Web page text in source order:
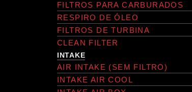
FILTROS PARA CARBURADOS
RESPIRO DE ÓLEO
FILTROS DE TURBINA
CLEAN FILTER
INTAKE
AIR INTAKE (SEM FILTRO)
INTAKE AIR COOL